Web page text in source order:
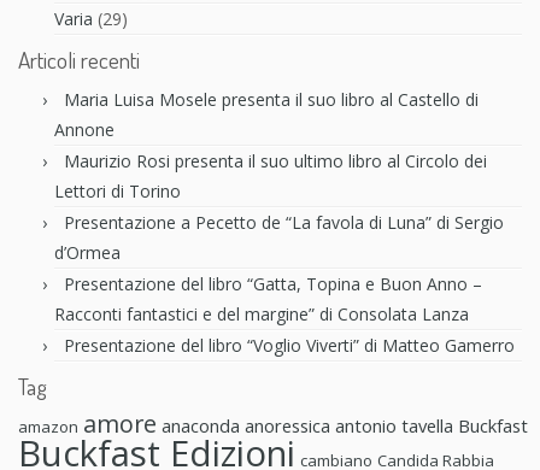
Varia (29)
Articoli recenti
Maria Luisa Mosele presenta il suo libro al Castello di
Annone
Maurizio Rosi presenta il suo ultimo libro al Circolo dei
Lettori di Torino
Presentazione a Pecetto de “La favola di Luna” di Sergio
d’Ormea
Presentazione del libro “Gatta, Topina e Buon Anno –
Racconti fantastici e del margine” di Consolata Lanza
Presentazione del libro “Voglio Viverti” di Matteo Gamerro
Tag
amazon amore anaconda anoressica antonio tavella Buckfast
Buckfast Edizioni cambiano Candida Rabbia